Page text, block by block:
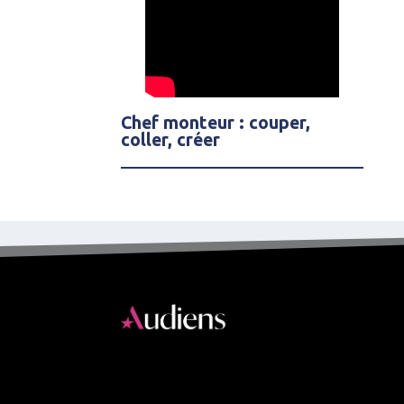
Chef monteur : couper,
coller, créer